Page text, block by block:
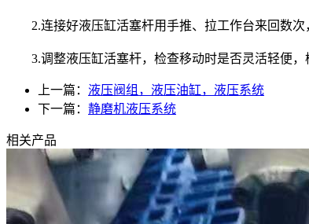
2.连接好液压缸活塞杆用手推、拉工作台来回数次
3.调整液压缸活塞杆，检查移动时是否灵活轻便，
上一篇： 液压阀组，液压油缸，液压系统
下一篇： 静磨机液压系统
相关产品